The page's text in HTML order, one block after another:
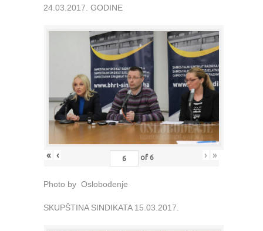
24.03.2017. GODINE
« ‹ of 6 › »
Photo by Oslobođenje
SKUPŠTINA SINDIKATA 15.03.2017.